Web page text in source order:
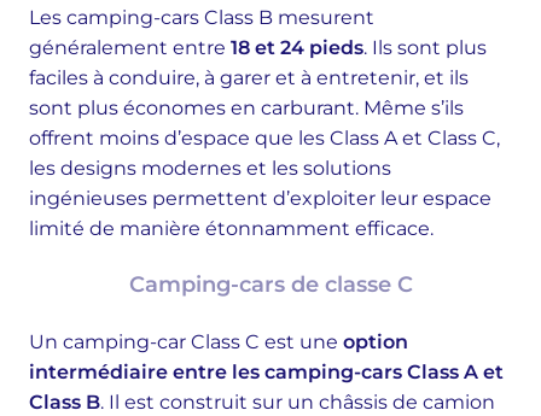
Les camping-cars Class B mesurent
généralement entre 18 et 24 pieds. Ils sont plus
faciles à conduire, à garer et à entretenir, et ils
sont plus économes en carburant. Même s’ils
offrent moins d’espace que les Class A et Class C,
les designs modernes et les solutions
ingénieuses permettent d’exploiter leur espace
limité de manière étonnamment efficace.
Camping-cars de classe C
Un camping-car Class C est une option
intermédiaire entre les camping-cars Class A et
Class B. Il est construit sur un châssis de camion